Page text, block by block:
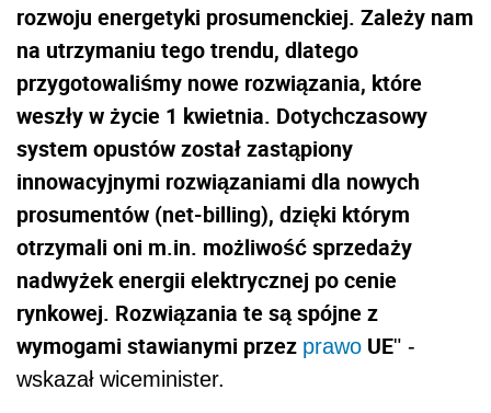
rozwoju energetyki prosumenckiej. Zależy nam
na utrzymaniu tego trendu, dlatego
przygotowaliśmy nowe rozwiązania, które
weszły w życie 1 kwietnia. Dotychczasowy
system opustów został zastąpiony
innowacyjnymi rozwiązaniami dla nowych
prosumentów (net-billing), dzięki którym
otrzymali oni m.in. możliwość sprzedaży
nadwyżek energii elektrycznej po cenie
rynkowej. Rozwiązania te są spójne z
wymogami stawianymi przez prawo UE" -
wskazał wiceminister.